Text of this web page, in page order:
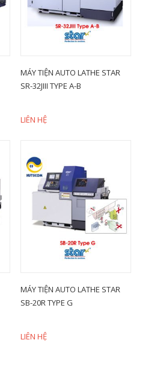
MÁY TIỆN AUTO LATHE STAR
SR-32JIII TYPE A-B
LIÊN HỆ
MÁY TIỆN AUTO LATHE STAR
SB-20R TYPE G
LIÊN HỆ